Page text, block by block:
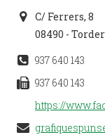
C/ Ferrers, 8
08490 -
937 640 143
937 640 143
https://